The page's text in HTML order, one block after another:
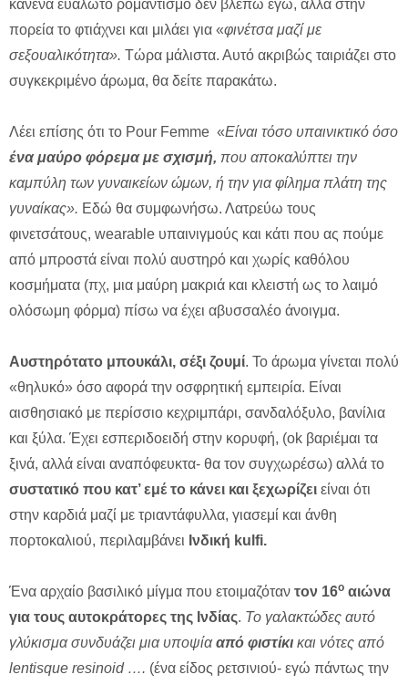
κανένα ευάλωτο ρομαντισμό δεν βλέπω εγώ, αλλά στην
πορεία το φτιάχνει και μιλάει για «φινέτσα μαζί με
σεξουαλικότητα». Τώρα μάλιστα. Αυτό ακριβώς ταιριάζει στο
συγκεκριμένο άρωμα, θα δείτε παρακάτω.
Λέει επίσης ότι το Pour Femme «Είναι τόσο υπαινικτικό όσο
ένα μαύρο φόρεμα με σχισμή, που αποκαλύπτει την
καμπύλη των γυναικείων ώμων, ή την για φίλημα πλάτη της
γυναίκας». Εδώ θα συμφωνήσω. Λατρεύω τους
φινετσάτους, wearable υπαινιγμούς και κάτι που ας πούμε
από μπροστά είναι πολύ αυστηρό και χωρίς καθόλου
κοσμήματα (πχ, μια μαύρη μακριά και κλειστή ως το λαιμό
ολόσωμη φόρμα) πίσω να έχει αβυσσαλέο άνοιγμα.
Aυστηρότατο μπουκάλι, σέξι ζουμί. Το άρωμα γίνεται πολύ
«θηλυκό» όσο αφορά την οσφρητική εμπειρία. Είναι
αισθησιακό με περίσσιο κεχριμπάρι, σανδαλόξυλο, βανίλια
και ξύλα. Έχει εσπεριδοειδή στην κορυφή, (ok βαριέμαι τα
ξινά, αλλά είναι αναπόφευκτα- θα τον συγχωρέσω) αλλά το
συστατικό που κατ’ εμέ το κάνει και ξεχωρίζει είναι ότι
στην καρδιά μαζί με τριαντάφυλλα, γιασεμί και άνθη
πορτοκαλιού, περιλαμβάνει Ινδική kulfi.
Ένα αρχαίο βασιλικό μίγμα που ετοιμαζόταν τον 16ο αιώνα
για τους αυτοκράτορες της Ινδίας. Το γαλακτώδες αυτό
γλύκισμα συνδυάζει μια υποψίααπό φιστίκι και νότες από
lentisque resinoid …. (ένα είδος ρετσινιού- εγώ πάντως την